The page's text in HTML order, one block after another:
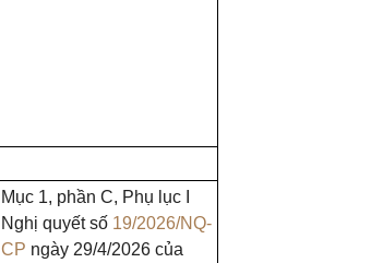
Mục 1, phần C, Phụ lục I
Nghị quyết số 19/2026/NQ-
CP ngày 29/4/2026 của